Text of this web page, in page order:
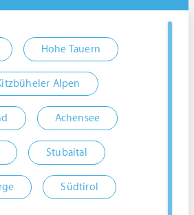
Hohe Tauern
Alpen
Achensee
Stubaital
Südtirol